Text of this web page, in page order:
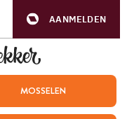
AANMELDEN
MOSSELEN